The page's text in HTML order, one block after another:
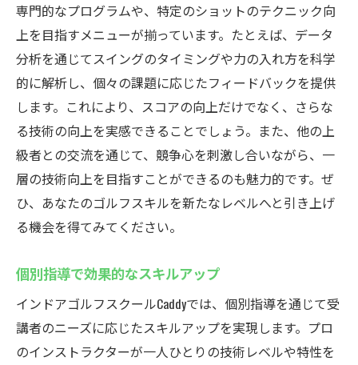
専門的なプログラムや、特定のショットのテクニック向
上を目指すメニューが揃っています。たとえば、データ
分析を通じてスイングのタイミングや力の入れ方を科学
的に解析し、個々の課題に応じたフィードバックを提供
します。これにより、スコアの向上だけでなく、さらな
る技術の向上を実感できることでしょう。また、他の上
級者との交流を通じて、競争心を刺激し合いながら、一
層の技術向上を目指すことができるのも魅力的です。ぜ
ひ、あなたのゴルフスキルを新たなレベルへと引き上げ
る機会を得てみてください。
個別指導で効果的なスキルアップ
インドアゴルフスクールCaddyでは、個別指導を通じて受
講者のニーズに応じたスキルアップを実現します。プロ
のインストラクターが一人ひとりの技術レベルや特性を